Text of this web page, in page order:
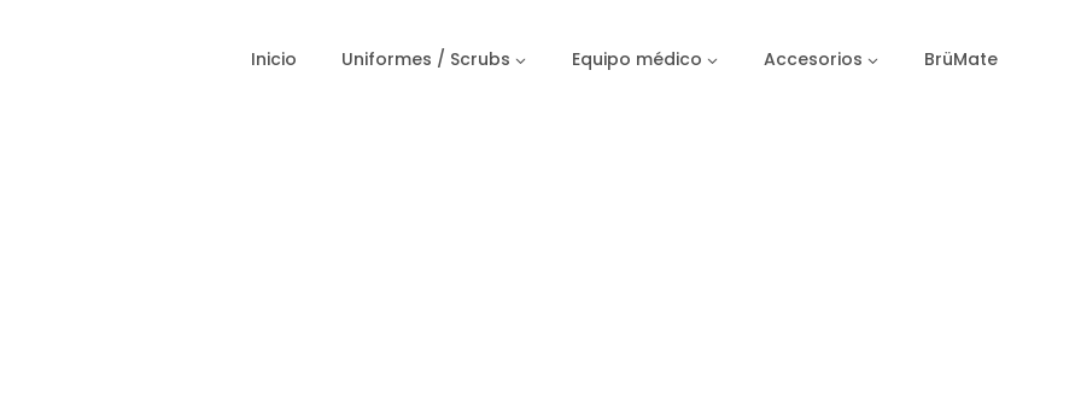
Inicio Uniformes / Scrubs Equipo médico Accesorios BrüMate